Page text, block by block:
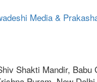
Media &
Shakti Mandir, Babu